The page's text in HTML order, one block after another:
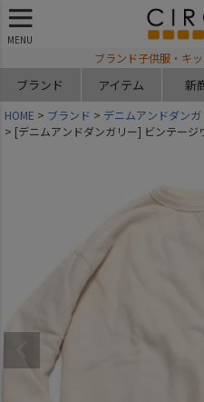
MENU
ブランド子供服・キ
ブランド アイテム 新
HOME ブランド
デニムアンドダンガ
[デニムアンドダンガリー] ビンテージ